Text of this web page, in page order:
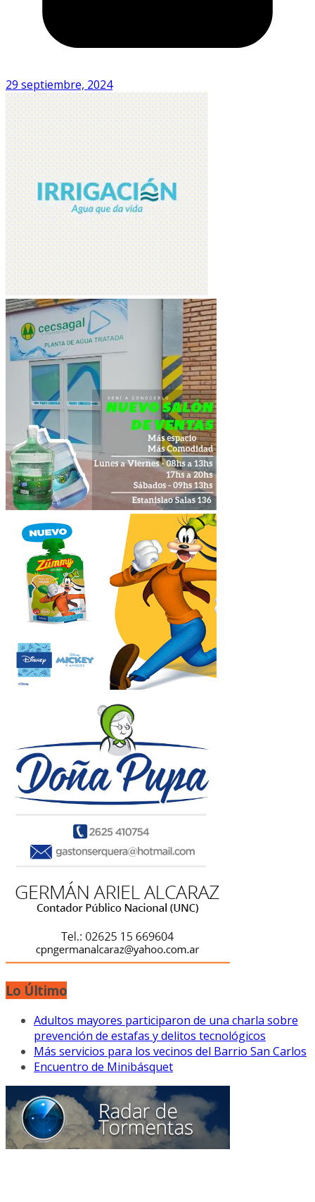
29 septiembre, 2024
Lo Último
Adultos mayores participaron de una charla sobre
prevención de estafas y delitos tecnológicos
Más servicios para los vecinos del Barrio San Carlos
Encuentro de Minibásquet